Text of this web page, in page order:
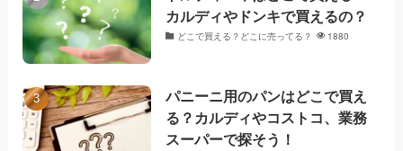
カルディやドンキで買えるの？
どこで買える？どこに売ってる？ 1880
パニーニ用のパンはどこで買え
る？カルディやコストコ、業務
スーパーで探そう！